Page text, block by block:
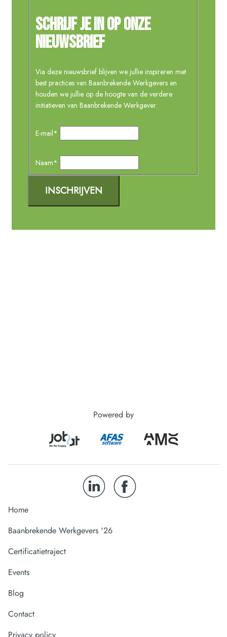
Powered by
Home
Baanbrekende Werkgevers '26
Certificatietraject
Events
Blog
Contact